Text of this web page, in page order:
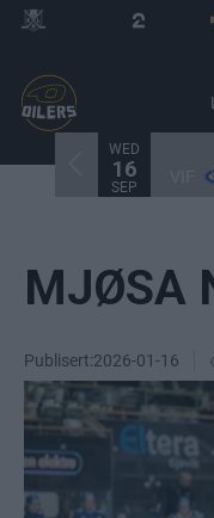
WED
16
SEP
MJØSA
Publisert:2026-01-16